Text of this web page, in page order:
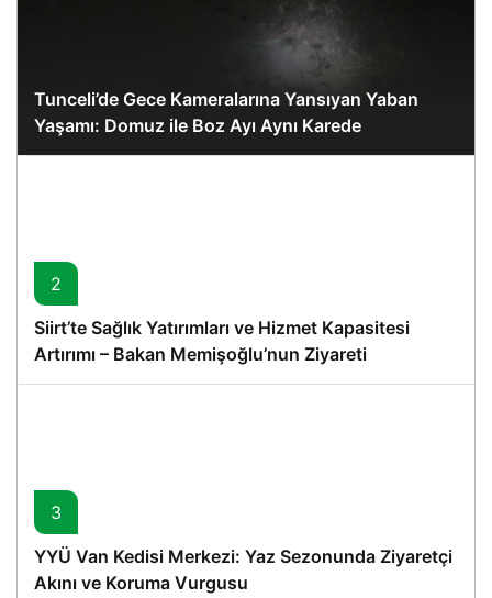
Tunceli’de Gece Kameralarına Yansıyan Yaban
Yaşamı: Domuz ile Boz Ayı Aynı Karede
2
Siirt’te Sağlık Yatırımları ve Hizmet Kapasitesi
Artırımı – Bakan Memişoğlu’nun Ziyareti
3
YYÜ Van Kedisi Merkezi: Yaz Sezonunda Ziyaretçi
Akını ve Koruma Vurgusu